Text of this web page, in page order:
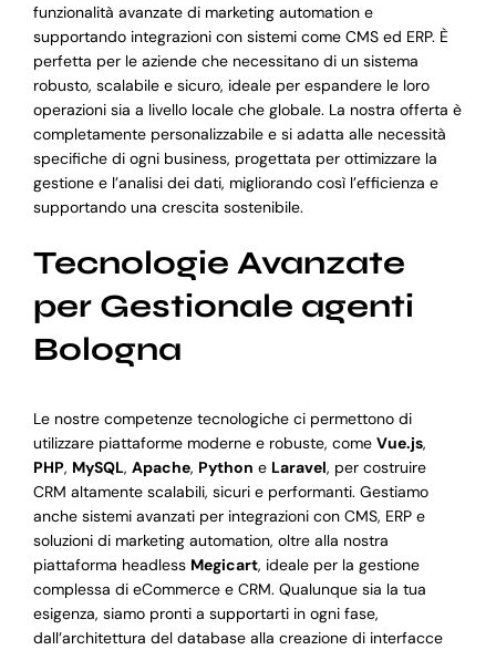
funzionalità avanzate di marketing automation e
supportando integrazioni con sistemi come CMS ed ERP. È
perfetta per le aziende che necessitano di un sistema
robusto, scalabile e sicuro, ideale per espandere le loro
operazioni sia a livello locale che globale. La nostra offerta è
completamente personalizzabile e si adatta alle necessità
specifiche di ogni business, progettata per ottimizzare la
gestione e l’analisi dei dati, migliorando così l’efficienza e
supportando una crescita sostenibile.
Tecnologie Avanzate
per Gestionale agenti
Bologna
Le nostre competenze tecnologiche ci permettono di
utilizzare piattaforme moderne e robuste, come Vue.js,
PHP, MySQL, Apache, Python e Laravel, per costruire
CRM altamente scalabili, sicuri e performanti. Gestiamo
anche sistemi avanzati per integrazioni con CMS, ERP e
soluzioni di marketing automation, oltre alla nostra
piattaforma headless Megicart, ideale per la gestione
complessa di eCommerce e CRM. Qualunque sia la tua
esigenza, siamo pronti a supportarti in ogni fase,
dall’architettura del database alla creazione di interfacce